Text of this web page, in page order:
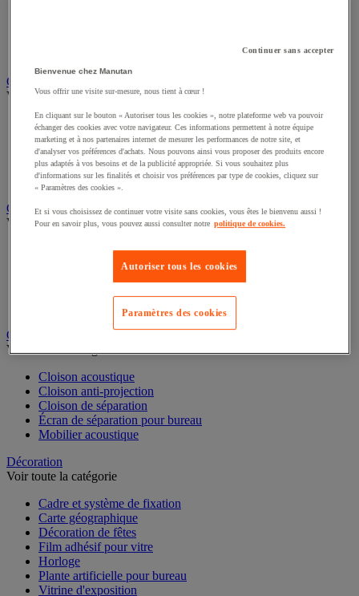
Chauffage, climatisation et traitement de l'air
Voir toute la catégorie
Chauffage
Climatiseur
Rafraîchisseur d'air
Traitement de l'air
Ventilateur
Classement et archivage
Voir toute la catégorie
Accessoires de classement pour le bureau
Boîte et caisse d'archives
Chemise et trieur
Classeur, intercalaire et pochette
Dossier suspendu
Cloison et mobilier acoustique
Voir toute la catégorie
Cloison acoustique
Cloison anti-projection
Cloison de séparation
Écran de séparation pour bureau
Mobilier acoustique
Décoration
Voir toute la catégorie
Cadre et système de fixation
Carte géographique
Décoration de fêtes
Film adhésif pour vitre
Horloge
Plante artificielle pour bureau
Vitrine d'exposition
Continuer sans accepter
Bienvenue chez Manutan
Vous offrir une visite sur-mesure, nous tient à cœur !
En cliquant sur le bouton « Autoriser tous les cookies », notre plateforme web va pouvoir
échanger des cookies avec votre navigateur. Ces informations permettent à notre équipe
marketing et à nos partenaires internet de mesurer les performances de notre site, et
d'analyser vos préférences d'achats. Nous pouvons ainsi vous proposer des produits encore
plus adaptés à vos besoins et de la publicité appropriée. Si vous souhaitez plus
d'informations sur les finalités et choisir vos préférences par type de cookies, cliquez sur
« Paramètres des cookies ».
Et si vous choisissez de continuer votre visite sans cookies, vous êtes le bienvenu aussi !
Pour en savoir plus, vous pouvez aussi consulter notre politique de cookies.
Autoriser tous les cookies
Paramètres des cookies